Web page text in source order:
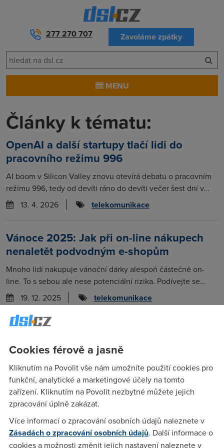
277 270 707 Zavoláme zpátky
MENU
Články k tématu:
OpenAI a další startupy tlačí lidi do
pracovního režimu 996
AI boom v Silicon Valley znovu otevírá debatu o pracovním
režimu 996, tedy od devíti ráno do devíti večer šest dní v...
13. 4. 2026
telekomunikace
Vánoce 2025: Jak při on-line nákupech
nenaletět podvodným e-shopům
Mnoho lidí nakupuje vánoční dárky alespoň částečně on-
line. To s sebou ale nese potenciální rizika. Podívejte se...
19. 12. 2025
telekomunikace
V Británii budou na nebezpečných
silnicích testovat AI kamery
V Británii nasadí na obchvatu v Somersetu AI kamery, které
mají odhalovat nebezpečné chování řidičů. Jde o reakci na...
29. 9. 2025
Starlink na Ukrajině možná nahradí jiný
poskytovatel satelitního internetu
Cookies férově a jasně
Kliknutím na Povolit vše nám umožníte použití cookies pro
funkční, analytické a marketingové účely na tomto
zařízení. Kliknutím na Povolit nezbytné můžete jejich
zpracování úplně zakázat.
Více informací o zpracování osobních údajů naleznete v
Zásadách o zpracování osobních údajů. Další informace o
cookies a možnosti změnit jejich nastavení naleznete v